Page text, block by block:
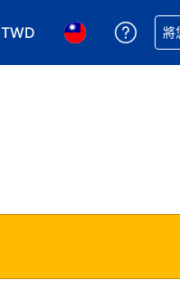
TWD
選擇您使用的幣別. 您現在
選擇您使用的語
取得
將